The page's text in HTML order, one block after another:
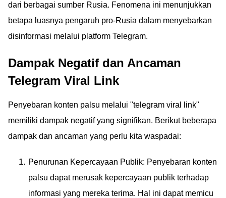
dari berbagai sumber Rusia. Fenomena ini menunjukkan
betapa luasnya pengaruh pro-Rusia dalam menyebarkan
disinformasi melalui platform Telegram.
Dampak Negatif dan Ancaman
Telegram Viral Link
Penyebaran konten palsu melalui "telegram viral link"
memiliki dampak negatif yang signifikan. Berikut beberapa
dampak dan ancaman yang perlu kita waspadai:
Penurunan Kepercayaan Publik: Penyebaran konten
palsu dapat merusak kepercayaan publik terhadap
informasi yang mereka terima. Hal ini dapat memicu